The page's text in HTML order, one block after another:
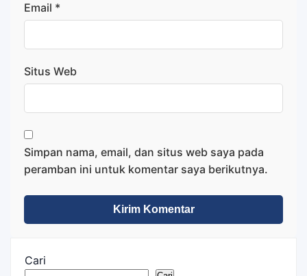
Email *
Situs Web
Simpan nama, email, dan situs web saya pada
peramban ini untuk komentar saya berikutnya.
Cari